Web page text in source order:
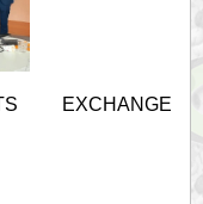
EXCHANGE